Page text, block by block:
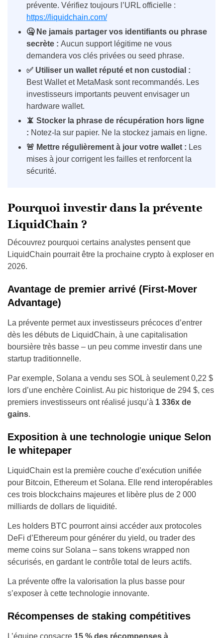
prévente. Vérifiez toujours l’URL officielle :
https://liquidchain.com/
🤐 Ne jamais partager vos identifiants ou phrase
secrète : Aucun support légitime ne vous
demandera vos clés privées ou seed phrase.
✅ Utiliser un wallet réputé et non custodial :
Best Wallet et MetaMask sont recommandés. Les
investisseurs importants peuvent envisager un
hardware wallet.
📵 Stocker la phrase de récupération hors ligne
: Notez-la sur papier. Ne la stockez jamais en ligne.
🚨 Mettre régulièrement à jour votre wallet : Les
mises à jour corrigent les failles et renforcent la
sécurité.
Pourquoi investir dans la prévente
LiquidChain ?
Découvrez pourquoi certains analystes pensent que
LiquidChain pourrait être la prochaine crypto à exploser en
2026.
Avantage de premier arrivé (First-Mover
Advantage)
La prévente permet aux investisseurs précoces d’entrer
dès les débuts de LiquidChain, à une capitalisation
boursière très basse – un peu comme investir dans une
startup traditionnelle.
Par exemple, Solana a vendu ses SOL à seulement 0,22 $
lors d’une enchère Coinlist. Au pic historique de 294 $, ces
premiers investisseurs ont réalisé jusqu’à 1 336x de
gains.
Exposition à une technologie unique Selon
le whitepaper
LiquidChain est la première couche d’exécution unifiée
pour Bitcoin, Ethereum et Solana. Elle rend interopérables
ces trois blockchains majeures et libère plus de 2 000
milliards de dollars de liquidité.
Les holders BTC pourront ainsi accéder aux protocoles
DeFi d’Ethereum pour générer du yield, ou trader des
meme coins sur Solana – sans tokens wrapped non
sécurisés, en gardant le contrôle total de leurs actifs.
La prévente offre la valorisation la plus basse pour
s’exposer à cette technologie innovante.
Récompenses de staking compétitives
L’équipe consacre 15 % des récompenses à